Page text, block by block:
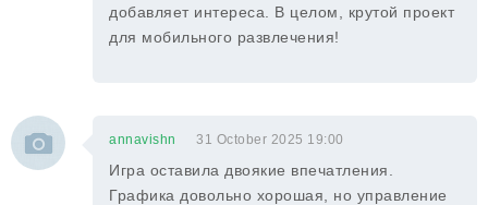
добавляет интереса. В целом, крутой проект
для мобильного развлечения!
annavishn 31 October 2025 19:00
Игра оставила двоякие впечатления.
Графика довольно хорошая, но управление